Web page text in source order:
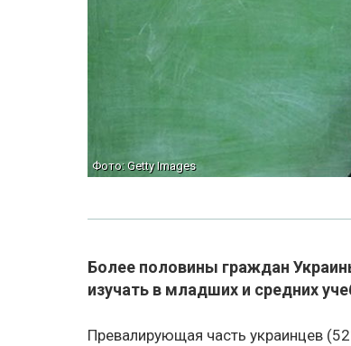
Фото: Getty Images
Более половины граждан
изучать в младших и средних
Превалирующая часть украинцев